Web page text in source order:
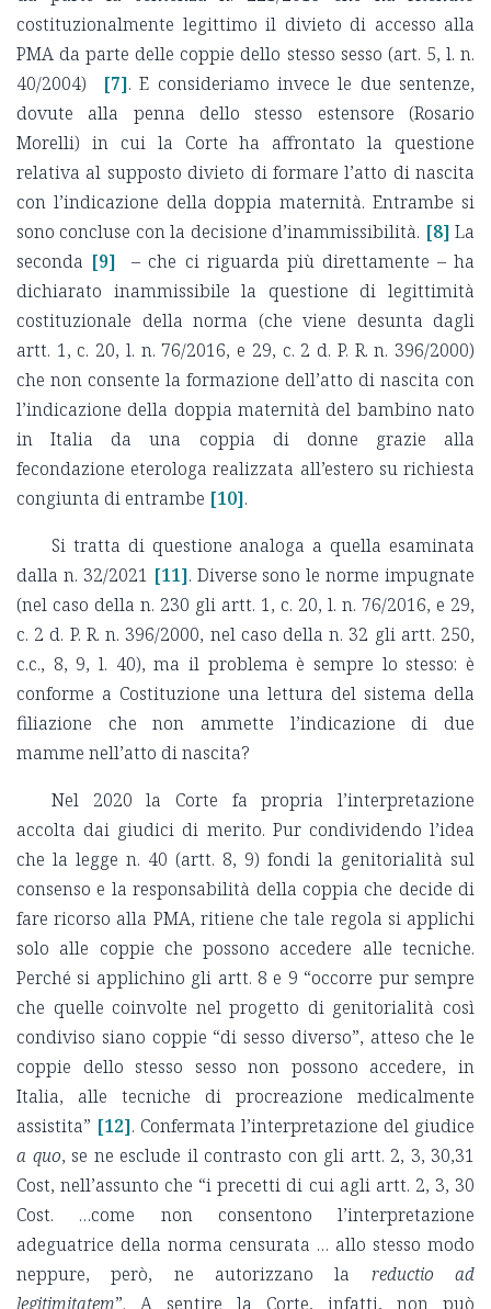
costituzionalmente legittimo il divieto di accesso alla
PMA da parte delle coppie dello stesso sesso (art. 5, l. n.
40/2004)
[7]. E consideriamo invece le due sentenze,
dovute alla penna dello stesso estensore (Rosario
Morelli) in cui la Corte ha affrontato la questione
relativa al supposto divieto di formare l’atto di nascita
con l’indicazione della doppia maternità. Entrambe si
sono concluse con la decisione d’inammissibilità. [8] La
seconda [9] – che ci riguarda più direttamente – ha
dichiarato inammissibile la questione di legittimità
costituzionale della norma (che viene desunta dagli
artt. 1, c. 20, l. n. 76/2016, e 29, c. 2 d. P. R. n. 396/2000)
che non consente la formazione dell’atto di nascita con
l’indicazione della doppia maternità del bambino nato
in Italia da una coppia di donne grazie alla
fecondazione eterologa realizzata all’estero su richiesta
congiunta di entrambe [10].
Si tratta di questione analoga a quella esaminata
dalla n. 32/2021 [11]. Diverse sono le norme impugnate
(nel caso della n. 230 gli artt. 1, c. 20, l. n. 76/2016, e 29,
c. 2 d. P. R. n. 396/2000, nel caso della n. 32 gli artt. 250,
c.c., 8, 9, l. 40), ma il problema è sempre lo stesso: è
conforme a Costituzione una lettura del sistema della
filiazione che non ammette l’indicazione di due
mamme nell’atto di nascita?
Nel 2020 la Corte fa propria l’interpretazione
accolta dai giudici di merito. Pur condividendo l’idea
che la legge n. 40 (artt. 8, 9) fondi la genitorialità sul
consenso e la responsabilità della coppia che decide di
fare ricorso alla PMA, ritiene che tale regola si applichi
solo alle coppie che possono accedere alle tecniche.
Perché si applichino gli artt. 8 e 9 “occorre pur sempre
che quelle coinvolte nel progetto di genitorialità così
condiviso siano coppie “di sesso diverso”, atteso che le
coppie dello stesso sesso non possono accedere, in
Italia, alle tecniche di procreazione medicalmente
assistita” [12]. Confermata l’interpretazione del giudice
a quo, se ne esclude il contrasto con gli artt. 2, 3, 30,31
Cost, nell’assunto che “i precetti di cui agli artt. 2, 3, 30
Cost. …come non consentono l’interpretazione
adeguatrice della norma censurata … allo stesso modo
neppure, però, ne autorizzano la reductio ad
legitimitatem”. A sentire la Corte, infatti, non può